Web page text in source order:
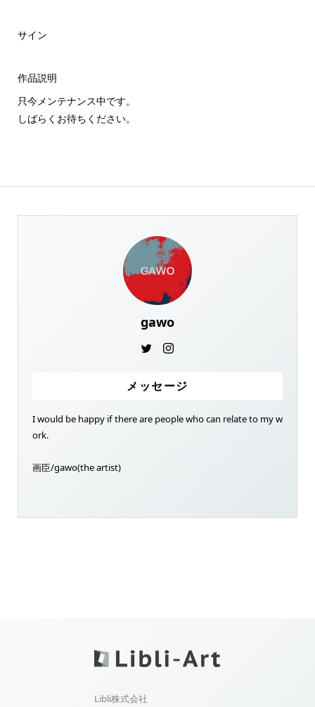
サイン
作品説明
只今メンテナンス中です。
しばらくお待ちください。
gawo
メッセージ
I would be happy if there are people who can relate to my w
ork.
画臣/gawo(the artist)
Libli株式会社